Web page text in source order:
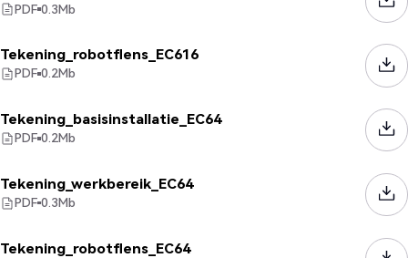
PDF 0.3Mb
Tekening_robotflens_EC616
PDF 0.2Mb
Tekening_basisinstallatie_EC64
PDF 0.2Mb
Tekening_werkbereik_EC64
PDF 0.3Mb
Tekening_robotflens_EC64